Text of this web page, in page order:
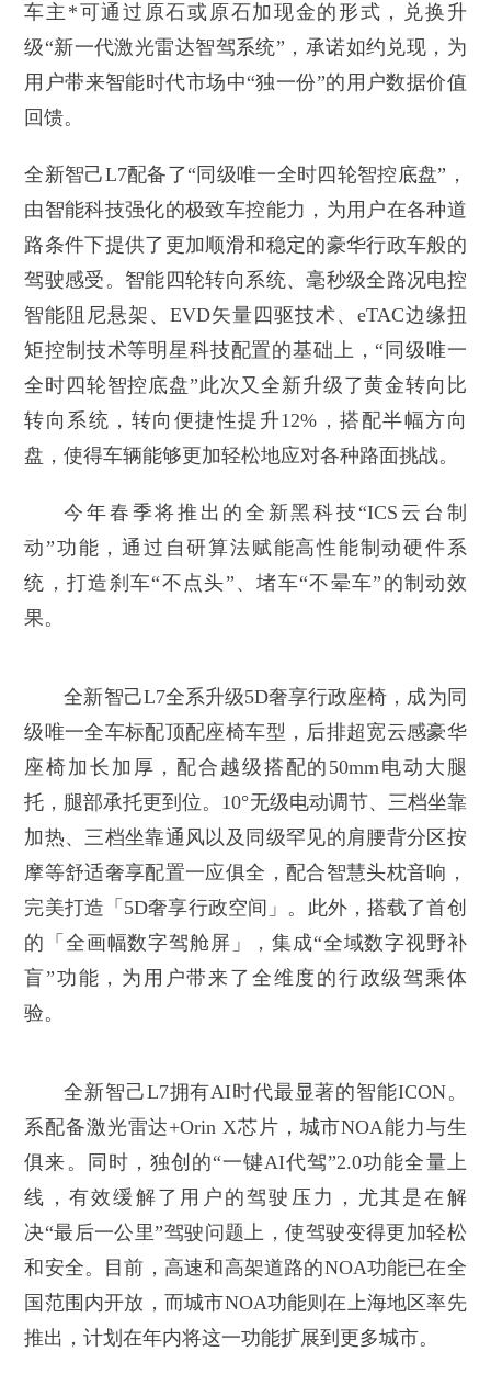
车主*可通过原石或原石加现金的形式，兑换升
级“新一代激光雷达智驾系统”，承诺如约兑现，为
用户带来智能时代市场中“独一份”的用户数据价值
回馈。
全新智己L7配备了“同级唯一全时四轮智控底盘”，
由智能科技强化的极致车控能力，为用户在各种道
路条件下提供了更加顺滑和稳定的豪华行政车般的
驾驶感受。智能四轮转向系统、毫秒级全路况电控
智能阻尼悬架、EVD矢量四驱技术、eTAC边缘扭
矩控制技术等明星科技配置的基础上，“同级唯一
全时四轮智控底盘”此次又全新升级了黄金转向比
转向系统，转向便捷性提升12%，搭配半幅方向
盘，使得车辆能够更加轻松地应对各种路面挑战。
今年春季将推出的全新黑科技“ICS云台制
动”功能，通过自研算法赋能高性能制动硬件系
统，打造刹车“不点头”、堵车“不晕车”的制动效
果。
全新智己L7全系升级5D奢享行政座椅，成为同
级唯一全车标配顶配座椅车型，后排超宽云感豪华
座椅加长加厚，配合越级搭配的50mm电动大腿
托，腿部承托更到位。10°无级电动调节、三档坐靠
加热、三档坐靠通风以及同级罕见的肩腰背分区按
摩等舒适奢享配置一应俱全，配合智慧头枕音响，
完美打造「5D奢享行政空间」。此外，搭载了首创
的「全画幅数字驾舱屏」，集成“全域数字视野补
盲”功能，为用户带来了全维度的行政级驾乘体
验。
全新智己L7拥有AI时代最显著的智能ICON。
系配备激光雷达+Orin X芯片，城市NOA能力与生
俱来。同时，独创的“一键AI代驾”2.0功能全量上
线，有效缓解了用户的驾驶压力，尤其是在解
决“最后一公里”驾驶问题上，使驾驶变得更加轻松
和安全。目前，高速和高架道路的NOA功能已在全
国范围内开放，而城市NOA功能则在上海地区率先
推出，计划在年内将这一功能扩展到更多城市。